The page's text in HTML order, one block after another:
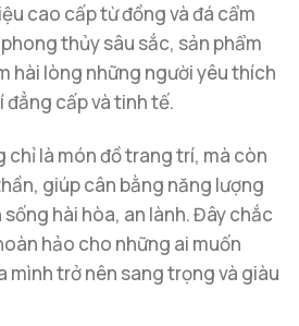
cao cấp từ đồng và đá cẩm
thủy sâu sắc, sản phẩm
hài lòng những người yêu thích
cấp và tinh tế.
chỉ là món đồ trang trí, mà còn
giúp cân bằng năng lượng
hài hòa, an lành. Đây chắc
hảo cho những ai muốn
mình trở nên sang trọng và giàu